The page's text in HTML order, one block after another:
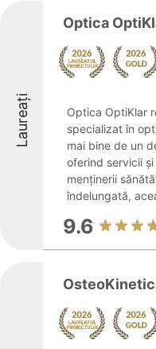
Laureați
Optica
Optica OptiKlar
specializat în
mai bine de un
oferind servicii
menținerii
îndelungată,
9.6